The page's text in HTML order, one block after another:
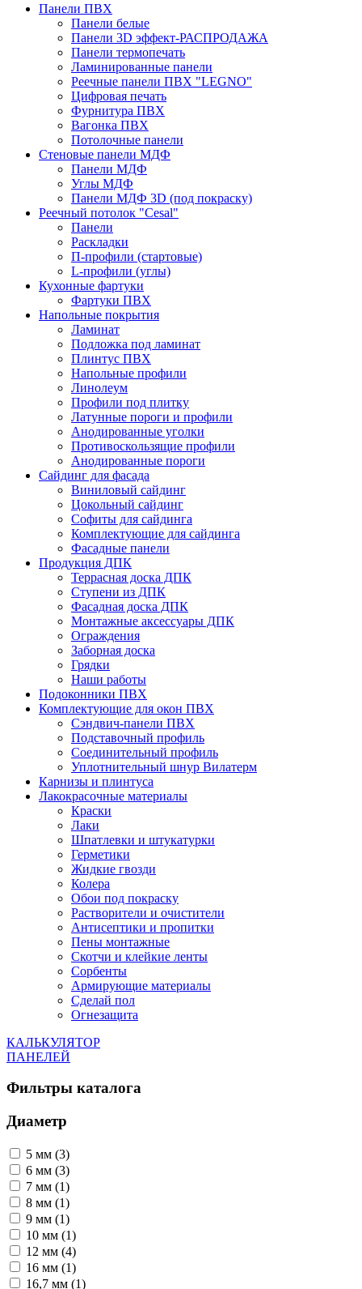
Панели ПВХ
Панели белые
Панели 3D эффект-РАСПРОДАЖА
Панели термопечать
Ламинированные панели
Реечные панели ПВХ "LEGNO"
Цифровая печать
Фурнитура ПВХ
Вагонка ПВХ
Потолочные панели
Стеновые панели МДФ
Панели МДФ
Углы МДФ
Панели МДФ 3D (под покраску)
Реечный потолок "Cesal"
Панели
Раскладки
П-профили (стартовые)
L-профили (углы)
Кухонные фартуки
Фартуки ПВХ
Напольные покрытия
Ламинат
Подложка под ламинат
Плинтус ПВХ
Напольные профили
Линолеум
Профили под плитку
Латунные пороги и профили
Анодированные уголки
Противоскользящие профили
Анодированные пороги
Сайдинг для фасада
Виниловый сайдинг
Цокольный сайдинг
Софиты для сайдинга
Комплектующие для сайдинга
Фасадные панели
Продукция ДПК
Террасная доска ДПК
Ступени из ДПК
Фасадная доска ДПК
Монтажные аксессуары ДПК
Ограждения
Заборная доска
Грядки
Наши работы
Подоконники ПВХ
Комплектующие для окон ПВХ
Сэндвич-панели ПВХ
Подставочный профиль
Соединительный профиль
Уплотнительный шнур Вилатерм
Карнизы и плинтуса
Лакокрасочные материалы
Краски
Лаки
Шпатлевки и штукатурки
Герметики
Жидкие гвозди
Колера
Обои под покраску
Растворители и очистители
Антисептики и пропитки
Пены монтажные
Скотчи и клейкие ленты
Сорбенты
Армирующие материалы
Сделай пол
Огнезащита
КАЛЬКУЛЯТОР
ПАНЕЛЕЙ
Фильтры каталога
Диаметр
5 мм (3)
6 мм (3)
7 мм (1)
8 мм (1)
9 мм (1)
10 мм (1)
12 мм (4)
16 мм (1)
16,7 мм (1)